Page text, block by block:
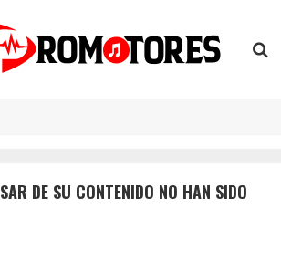
DE SU CONTENIDO NO HAN SIDO